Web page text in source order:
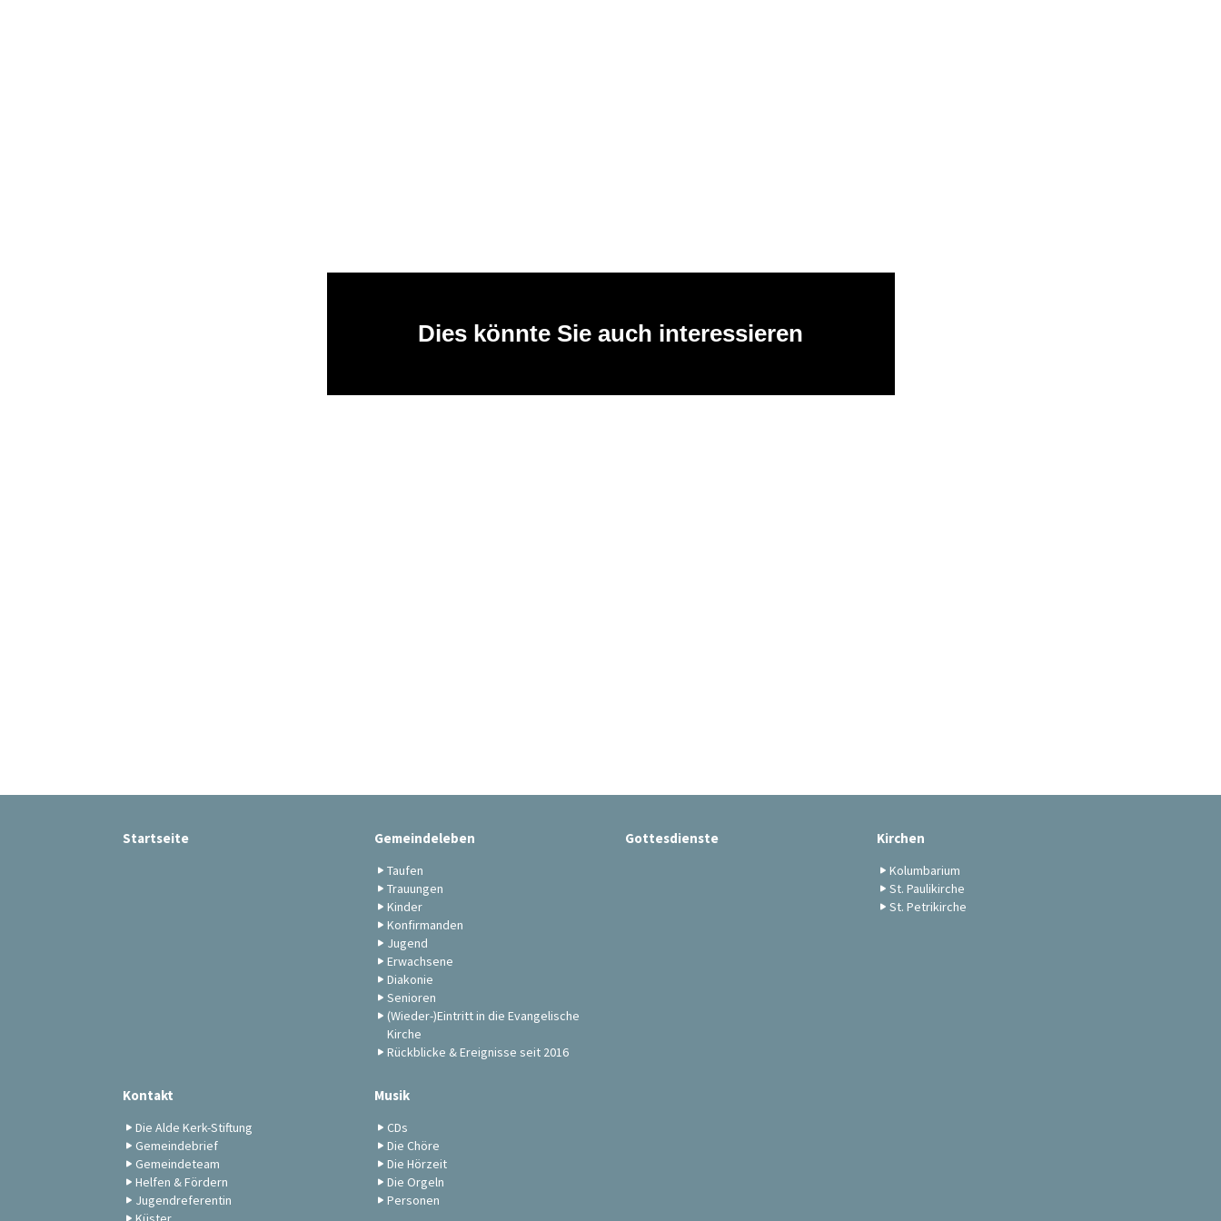
Dies könnte Sie auch interessieren
Startseite Gemeindeleben
Taufen
Trauungen
Kinder
Konfirmanden
Jugend
Erwachsene
Diakonie
Senioren
(Wieder-)Eintritt in die Evangelische
Kirche
Rückblicke & Ereignisse seit 2016
Gottesdienste Kirchen
Kolumbarium
St. Paulikirche
St. Petrikirche
Kontakt
Die Alde Kerk-Stiftung
Gemeindebrief
Gemeindeteam
Helfen & Fördern
Jugendreferentin
Musik
CDs
Die Chöre
Die Hörzeit
Die Orgeln
Personen